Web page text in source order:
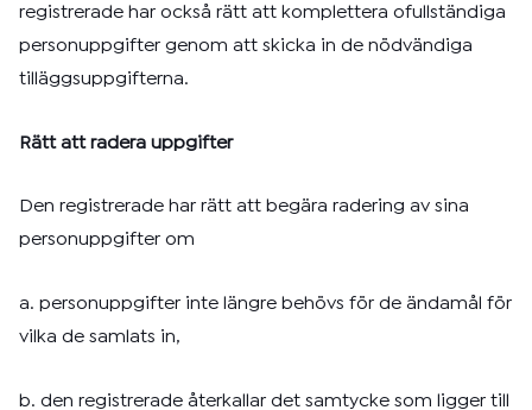
registrerade har också rätt att komplettera ofullständiga
personuppgifter genom att skicka in de nödvändiga
tilläggsuppgifterna.
Rätt att radera uppgifter
Den registrerade har rätt att begära radering av sina
personuppgifter om
a. personuppgifter inte längre behövs för de ändamål för
vilka de samlats in,
b. den registrerade återkallar det samtycke som ligger till